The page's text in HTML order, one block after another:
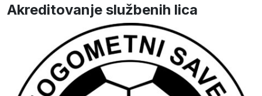
Akreditovanje službenih lica